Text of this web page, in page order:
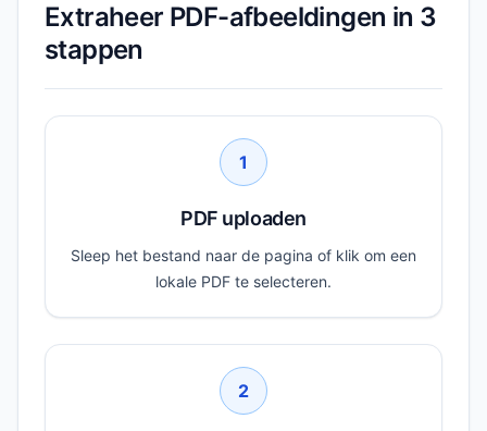
Extraheer PDF-afbeeldingen in 3
stappen
1
PDF uploaden
Sleep het bestand naar de pagina of klik om een
lokale PDF te selecteren.
2